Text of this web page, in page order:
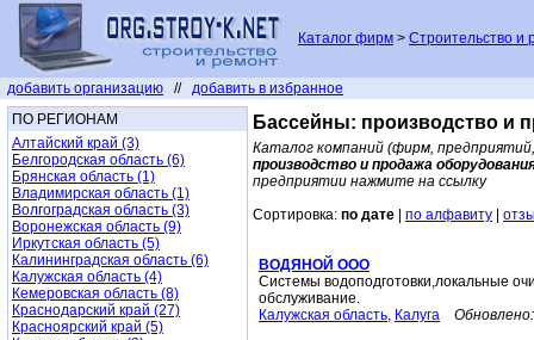
Каталог фирм > Строительство и
добавить организацию // добавить в избранное
ПО РЕГИОНАМ
Алтайский край (3)
Белгородская область (6)
Брянская область (1)
Владимирская область (1)
Волгоградская область (3)
Воронежская область (9)
Иркутская область (5)
Калининградская область (6)
Калужская область (4)
Кемеровская область (8)
Краснодарский край (27)
Красноярский край (5)
Бассейны: производство и
Каталог компаний (фирм,
производство и продажа
предприятии нажмите на ссылку
Сортировка: по дате по алфавиту
ВОДЯНОЙ ООО
Системы водоподготовки,локальные
обслуживание.
Калужская область, Калуга Обновлено: